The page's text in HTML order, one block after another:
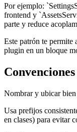
Por ejemplo:
frontend y
parte y reduce
Este patrón te permite
plugin en un bloque
Nombrar y ubicar
Usa prefijos
en clases) para evitar